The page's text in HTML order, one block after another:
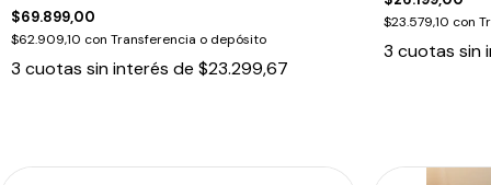
$69.899,00
$62.909,10 con Transferencia o depósito
3 cuotas sin interés de $23.299,67
$23.579,10 con
3 cuotas sin